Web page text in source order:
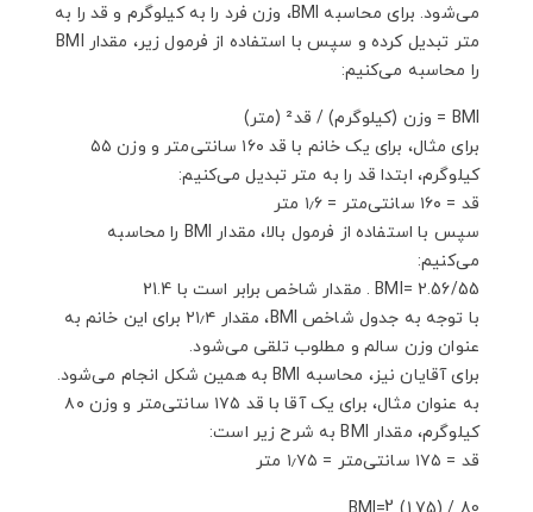
می‌شود. برای محاسبه BMI، وزن فرد را به کیلوگرم و قد را به
متر تبدیل کرده و سپس با استفاده از فرمول زیر، مقدار BMI
را محاسبه می‌کنیم:
BMI = وزن (کیلوگرم) / قد² (متر)
برای مثال، برای یک خانم با قد ۱۶۰ سانتی‌متر و وزن ۵۵
کیلوگرم، ابتدا قد را به متر تبدیل می‌کنیم:
قد = ۱۶۰ سانتی‌متر = ۱٫۶ متر
سپس با استفاده از فرمول بالا، مقدار BMI را محاسبه
می‌کنیم:
BMI= 2.56/55 . مقدار شاخص برابر است با 21.4
با توجه به جدول شاخص BMI، مقدار ۲۱٫۴ برای این خانم به
عنوان وزن سالم و مطلوب تلقی می‌شود.
برای آقایان نیز، محاسبه BMI به همین شکل انجام می‌شود.
به عنوان مثال، برای یک آقا با قد ۱۷۵ سانتی‌متر و وزن ۸۰
کیلوگرم، مقدار BMI به شرح زیر است:
قد = ۱۷۵ سانتی‌متر = ۱٫۷۵ متر
2